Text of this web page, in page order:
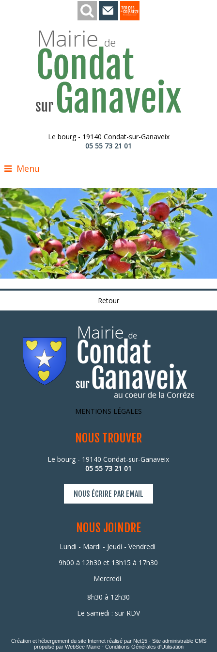
Le bourg - 19140 Condat-sur-Ganaveix
05 55 73 21 01
Menu
Retour
MENTIONS LÉGALES
NOUS TROUVER
Le bourg - 19140 Condat-sur-Ganaveix
05 55 73 21 01
NOUS ÉCRIRE PAR EMAIL
NOUS JOINDRE
Lundi - Mardi - Jeudi - Vendredi
9h00 à 12h30 et 13h15 à 17h30
Mercredi
8h30 à 12h30
Le samedi : sur RDV
Création et hébergement du site Internet réalisé par Net15- Site administrable CMS
propulsé par WebSee Mairie- Conditions Générales d'Utilisation